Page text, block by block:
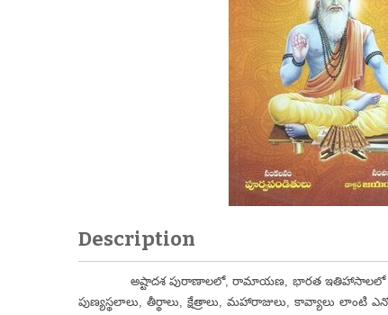
Description
అష్టాదశ పురాణాలలో, రామాయణ, భారత ఇతిహాసాలలో ఎంతోమంది
పుణ్యస్థలాలు, తీర్థాలు, క్షేత్రాలు, మహారాజులు, కావ్యాలు లాంటి